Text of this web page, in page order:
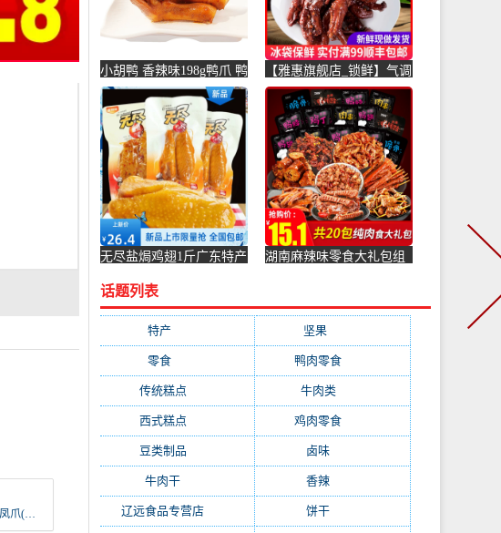
元)
小胡鸭 香辣味198g鸭爪 鸭
掌 休闲卤味零食 小-鸭爪
(小胡鸭食品旗舰店特价区
仅售25.15元)
【雅惠旗舰店_锁鲜】气调
盒装卤鸭掌210g 香辣卤-
鸭掌(雅惠旗舰店仅售27.9
元)
无尽盐焗鸡翅1斤广东特产
空小-鸡翅(品上乐源旗舰
店仅售22.75元)
湖南麻辣味零食大礼包组
店仅售5.9元)
话题列表
特产 坚果(4309)
零食 鸭肉零食
传统糕点 牛肉类(555)
西式糕点 鸡肉零食
豆类制品 卤味
牛肉干 香辣
辽远食品专营店 饼干